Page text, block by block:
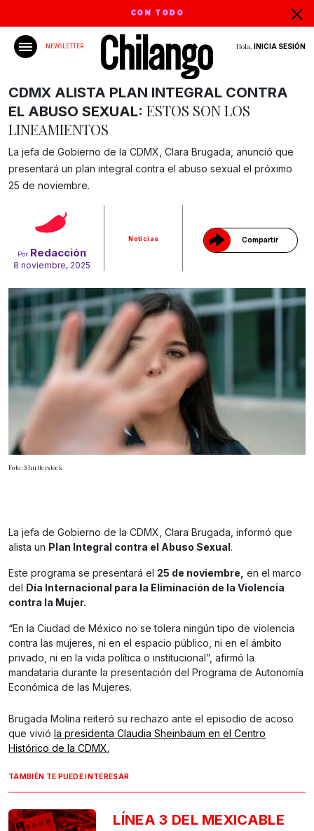
CON TODO
NEWSLETTER Hola, INICIA SESIÓN
Por Redacción
8 noviembre, 2025
Noticias Compartir
Gracias!
CDMX ALISTA PLAN INTEGRAL CONTRA
EL ABUSO SEXUAL: ESTOS SON LOS
LINEAMIENTOS
La jefa de Gobierno de la CDMX, Clara Brugada, anunció que
presentará un plan integral contra el abuso sexual el próximo
25 de noviembre.
Foto: Shutterstock
La jefa de Gobierno de la CDMX, Clara Brugada, informó que
alista un Plan Integral contra el Abuso Sexual .
Este programa se presentará el 25 de noviembre, en el marco
del
Día Internacional para la Eliminación de la Violencia
contra la Mujer.
“En la Ciudad de México no se tolera ningún tipo de violencia
contra las mujeres, ni en el espacio público, ni en el ámbito
privado, ni en la vida política o institucional”, afirmó la
mandataria durante la presentación del Programa de Autonomía
Económica de las Mujeres.
Brugada Molina reiteró su rechazo ante el episodio de acoso
que vivió la presidenta Claudia Sheinbaum en el Centro
Histórico de la CDMX.
TAMBIÉN TE PUEDE INTERESAR
LÍNEA 3 DEL MEXICABLE